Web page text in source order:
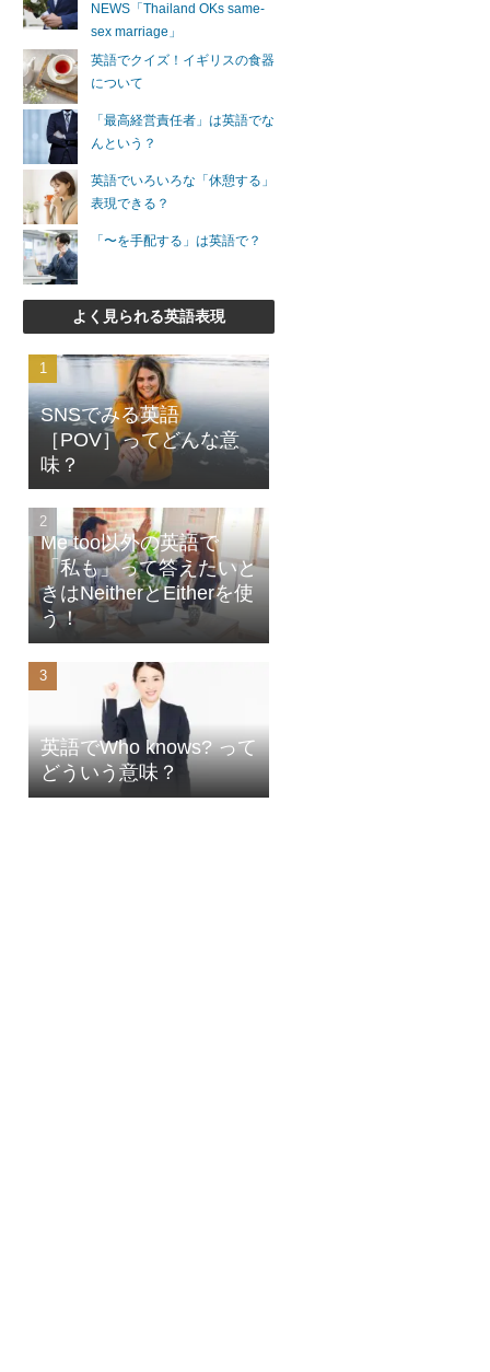
NEWS「Thailand OKs same-
sex marriage」
英語でクイズ！イギリスの食器
について
「最高経営責任者」は英語でな
んという？
英語でいろいろな「休憩する」
表現できる？
「〜を手配する」は英語で？
よく見られる英語表現
SNSでみる英語
［POV］ってどんな意
味？
Me too以外の英語で
「私も」って答えたいと
きはNeitherとEitherを使
う！
英語でWho knows? って
どういう意味？